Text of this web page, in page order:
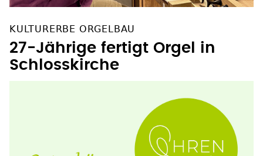
KULTURERBE ORGELBAU
27-Jährige fertigt Orgel in